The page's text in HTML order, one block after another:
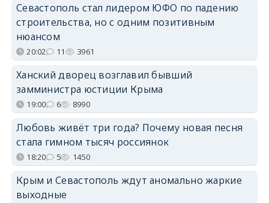
Севастополь стал лидером ЮФО по падению
строительства, но с одним позитивным
нюансом
20:02 11 3961
Ханский дворец возглавил бывший
замминистра юстиции Крыма
19:00 6 8990
Любовь живёт три года? Почему новая песня
стала гимном тысяч россиянок
18:20 5 1450
Крым и Севастополь ждут аномально жаркие
выходные